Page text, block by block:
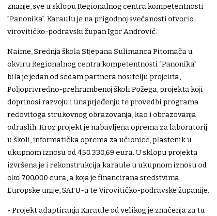
znanje, sve u sklopu Regionalnog centra kompetentnosti
"Panonika". Karaulu je na prigodnoj svečanosti otvorio
virovitičko-podravski župan Igor Andrović.
Naime, Srednja škola Stjepana Sulimanca Pitomača u
okviru Regionalnog centra kompetentnosti "Panonika"
bila je jedan od sedam partnera nositelju projekta,
Poljoprivredno-prehrambenoj školi Požega, projekta koji
doprinosi razvoju i unaprjeđenju te provedbi programa
redovitoga strukovnog obrazovanja, kao i obrazovanja
odraslih. Kroz projekt je nabavljena oprema za laboratorij
u školi, informatička oprema za učionice, plastenik u
ukupnom iznosu od 450.330,69 eura. U sklopu projekta
izvršena je i rekonstrukcija karaule u ukupnom iznosu od
oko 700.000 eura, a koja je financirana sredstvima
Europske unije, SAFU-a te Virovitičko-podravske županije.
- Projekt adaptiranja Karaule od velikog je značenja za tu